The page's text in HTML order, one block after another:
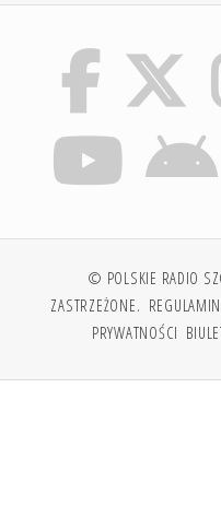
© POLSKIE RADIO
ZASTRZEŻONE.
PRYWATNOŚCI